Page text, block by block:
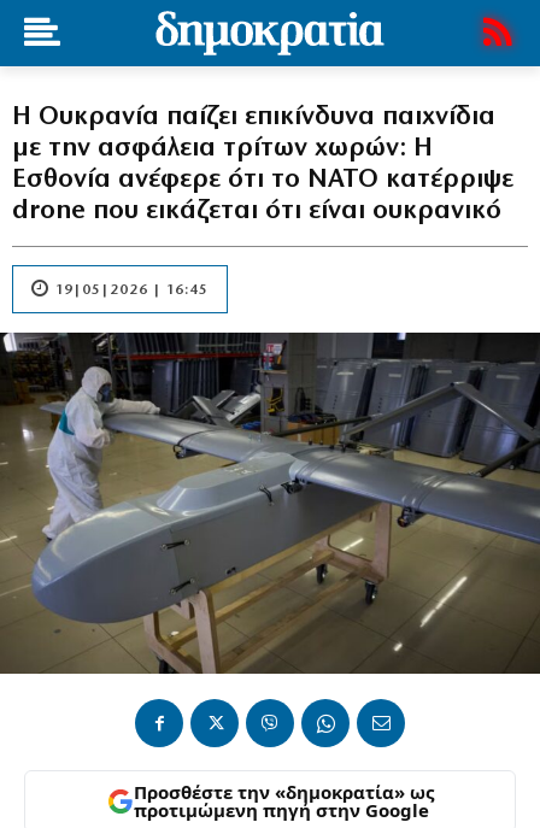
Η Ουκρανία παίζει επικίνδυνα παιχνίδια
με την ασφάλεια τρίτων χωρών: Η
Εσθονία ανέφερε ότι το ΝΑΤΟ κατέρριψε
drone που εικάζεται ότι είναι ουκρανικό
19|05|2026 | 16:45
Προσθέστε την «δημοκρατία» ως
προτιμώμενη πηγή στην Google